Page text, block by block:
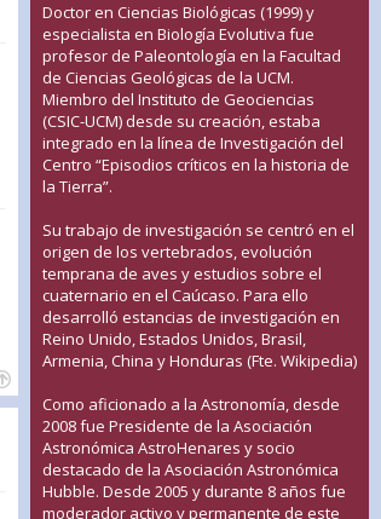
Doctor en Ciencias Biológicas (1999) y
especialista en Biología Evolutiva fue
profesor de Paleontología en la Facultad
de Ciencias Geológicas de la UCM.
Miembro del Instituto de Geociencias
(CSIC-UCM) desde su creación, estaba
integrado en la línea de Investigación del
Centro “Episodios críticos en la historia de
la Tierra”.
Su trabajo de investigación se centró en el
origen de los vertebrados, evolución
temprana de aves y estudios sobre el
cuaternario en el Caúcaso. Para ello
desarrolló estancias de investigación en
Reino Unido, Estados Unidos, Brasil,
Armenia, China y Honduras (Fte. Wikipedia)
Como aficionado a la Astronomía, desde
2008 fue Presidente de la Asociación
Astronómica AstroHenares y socio
destacado de la Asociación Astronómica
Hubble. Desde 2005 y durante 8 años fue
moderador activo y permanente de este